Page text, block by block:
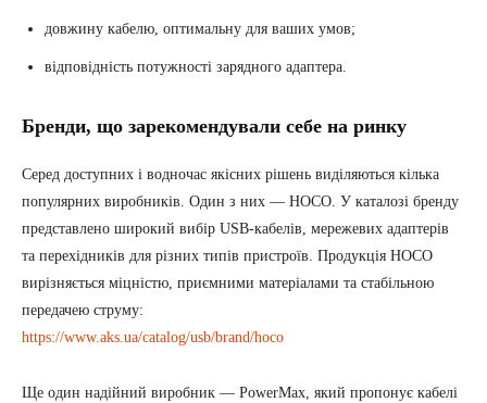
довжину кабелю, оптимальну для ваших умов;
відповідність потужності зарядного адаптера.
Бренди, що зарекомендували себе на ринку
Серед доступних і водночас якісних рішень виділяються кілька
популярних виробників. Один з них — HOCO. У каталозі бренду
представлено широкий вибір USB-кабелів, мережевих адаптерів
та перехідників для різних типів пристроїв. Продукція HOCO
вирізняється міцністю, приємними матеріалами та стабільною
передачею струму:
https://www.aks.ua/catalog/usb/brand/hoco
Ще один надійний виробник — PowerMax, який пропонує кабелі